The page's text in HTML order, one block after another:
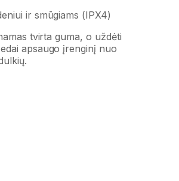
ir smūgiams (IPX4)
tvirta guma, o uždėti
apsaugo įrenginį nuo